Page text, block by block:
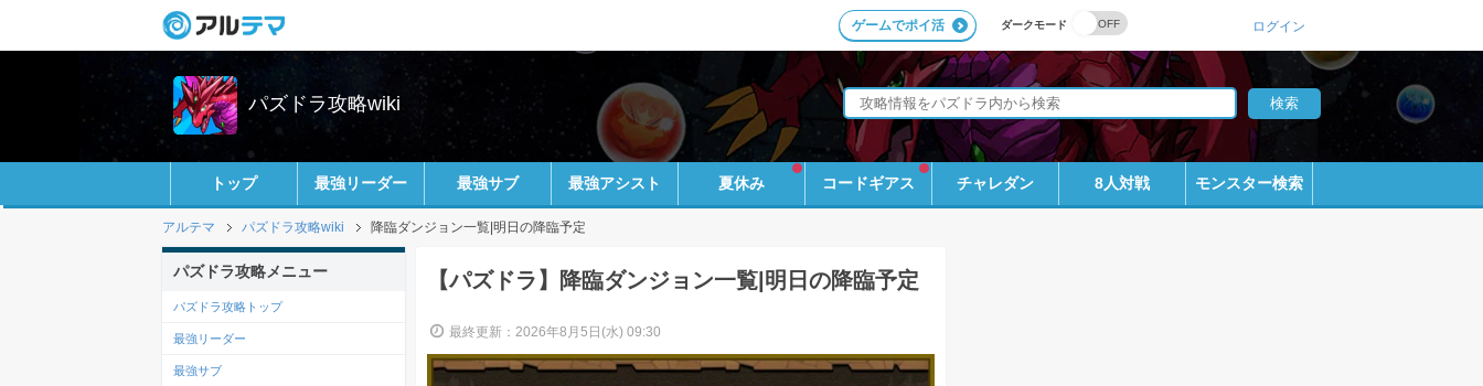
ダークモード
ゲームでポイ活 ログイン
パズドラ攻略wiki
トップ 最強リーダー 最強サブ 最強アシスト 夏休み コードギアス チャレダン 8人対戦 モンスター検索
アルテマ パズドラ攻略wiki 降臨ダンジョン一覧|明日の降臨予定
【パズドラ】降臨ダンジョン一覧|明日の降臨予定
最終更新：2026年8月5日(水) 09:30
パズドラ攻略メニュー
パズドラ攻略トップ
最強リーダー
最強サブ